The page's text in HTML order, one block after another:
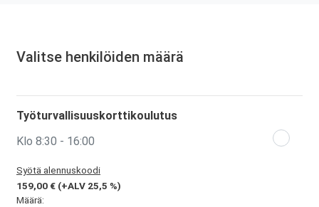
Valitse henkilöiden määrä
Työturvallisuuskorttikoulutus
Klo 8:30 - 16:00
Syötä alennuskoodi
159,00 € (+ALV 25,5 %)
Määrä: